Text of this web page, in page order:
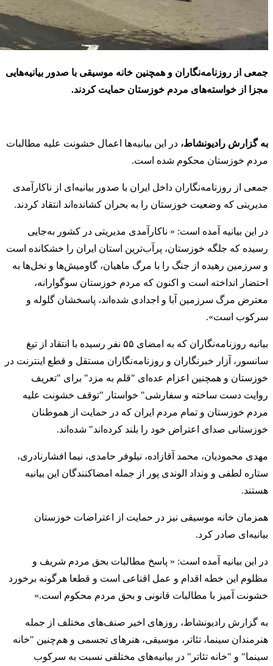
جمعی از روزنامه‌نگاران و همچنین خانه موسیقی با صدور بیانیه‌هایی
مجزا از خواسته‌‌های مردم خوزستان حمایت کردند.
به گزارش رادیونشاط، در این بیانیه‌ها اعمال خشونت علیه مطالبات
مردم خوزستان محکوم شده است.
جمعی از روزنامه‌نگاران داخل ایران با صدور بیانیه‌ای از ناکارآمدی
مدیریتی که وضعیت خوزستان را به بحران کشانده‌اند انتقاد کردند.
در این بیانیه آمده است: « ناکارآمدی مدیریتی در کشور به‌جایی
رسیده که جلگه خوزستان، پرآب‌ترین استان ایران را خشکانده است
و سرزمین رهیده از جنگ را با مرگ ماهیان، گاومیش‌ها و نخل‌ها به
احتضار انداخته است و اکنون‌ که مردم خوزستان سوگوارانه،
معترض مرگ سرزمین آبا و اجدادی شده‌اند، پاسخشان گلوله و
سرکوب است».
بیانیه روزنامه‌نگاران که به امضای ۵۵ نفر رسیده با انتقاد از تیغ
سانسور، آزار خبرنگاران و روزنامه‌نگاران مستقل و قطع اینترنت در
خوزستان و همچنین اعزام عده‌ای "قلم به مزد" برای "تعریف
روایت دست ساخته و سفارشی" خواستار "توقف خشونت علیه
مردم خوزستان و تمام مردم ایران که در حمایت از هموطنان
خوزستانی صدای اعتراض خود را بلند کرده‌اند" شده‌اند.
مهدی محمودیان، محمد آقازاده، نیلوفر حامدی، نیما افشارنادری،
ستاره لطفی و ونداد الوندی پور از جمله امضا‌کنندگان این بیانیه
هستند.
همزمان خانه موسیقی نیز در حمایت از اعتراضات خوزستان
بیانیه‌ای صادر کرد.
در این بیانیه آمده است: « پاسخ مطالبات بحق مردم شریف و
مظلوم این خطه اقدام و عمل اقناعی است و قطعا هرگونه برخورد
خشونت آمیز با مطالبات قانونی و بحق مردم محکوم است.»
به گزارش رادیونشاط، روزهای اخیر صنف‌های مختلف از جمله
هنرمندان سینما، تئاتر، موسیقی، هنرهای تجسمی و هم‌چنین "خانه
سینما" و "خانه تئاتر" در بیانیه‌های مختلفی نسبت به سرکوب